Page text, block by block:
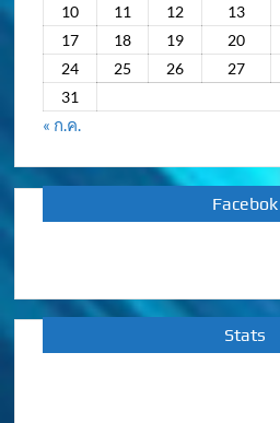
10
11 12 13
17
18 19 20
24
25 26 27
31
« ก.ค.
Facebok
Stats